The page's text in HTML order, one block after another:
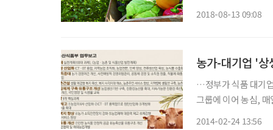
2018-08-13 09:08
농가-대기업 '
…정부가 식품 대기
그룹에 이어 농심,
2014-02-24 13:56